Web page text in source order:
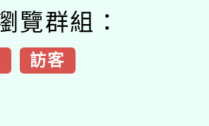
覽群組：
訪客